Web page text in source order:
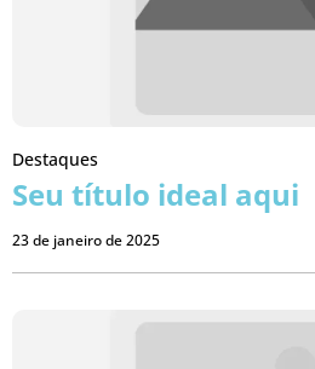
Destaques
Seu título ideal aqui
23 de janeiro de 2025